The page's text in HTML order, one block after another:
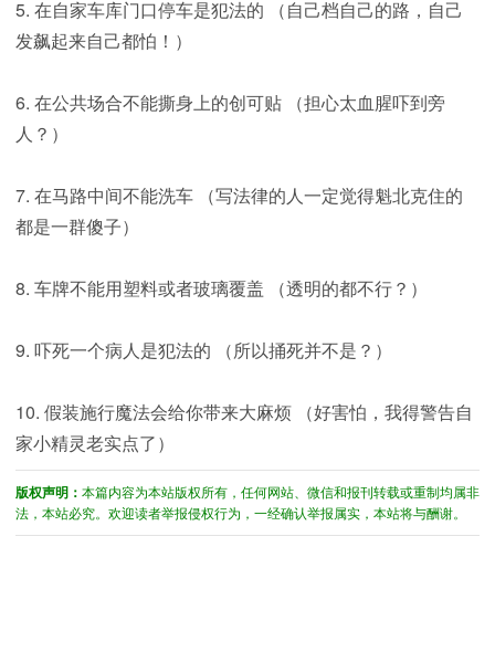
5. 在自家车库门口停车是犯法的 （自己档自己的路，自己
发飙起来自己都怕！）
6. 在公共场合不能撕身上的创可贴 （担心太血腥吓到旁
人？）
7. 在马路中间不能洗车 （写法律的人一定觉得魁北克住的
都是一群傻子）
8. 车牌不能用塑料或者玻璃覆盖 （透明的都不行？）
9. 吓死一个病人是犯法的 （所以捅死并不是？）
10. 假装施行魔法会给你带来大麻烦 （好害怕，我得警告自
家小精灵老实点了）
版权声明： 本篇内容为本站版权所有，任何网站、微信和报刊转载或重制均属非
法，本站必究。欢迎读者举报侵权行为，一经确认举报属实，本站将与酬谢。